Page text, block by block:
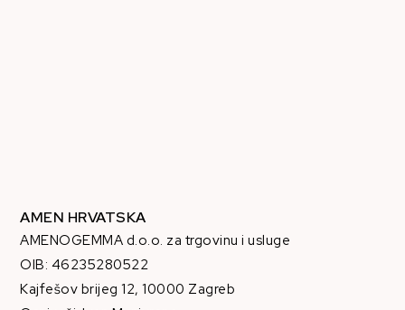
AMEN HRVATSKA
AMENOGEMMA d.o.o. za trgovinu i usluge
OIB: 46235280522
Kajfešov brijeg 12, 10000 Zagreb